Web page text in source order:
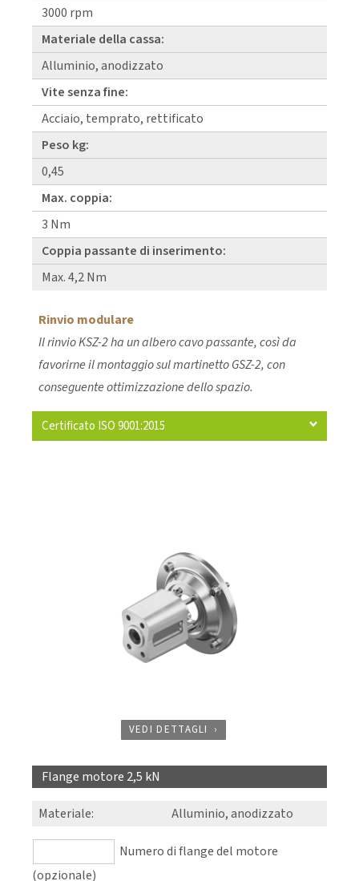
3000 rpm
Materiale della cassa:
Alluminio, anodizzato
Vite senza fine:
Acciaio, temprato, rettificato
Peso kg:
0,45
Max. coppia:
3 Nm
Coppia passante di inserimento:
Max. 4,2 Nm
Rinvio modulare
Il rinvio KSZ-2 ha un albero cavo passante, così da
favorirne il montaggio sul martinetto GSZ-2, con
conseguente ottimizzazione dello spazio.
Certificato ISO 9001:2015
VEDI DETTAGLI
Flange motore 2,5 kN
Materiale: Alluminio, anodizzato
Numero di flange del motore
(opzionale)